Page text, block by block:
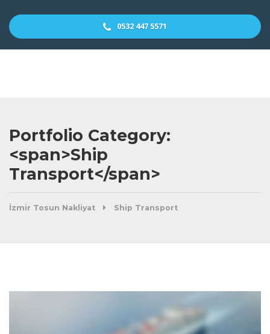
0532 447 5571
Portfolio Category:
<span>Ship
Transport</span>
İzmir Tosun Nakliyat Ship Transport